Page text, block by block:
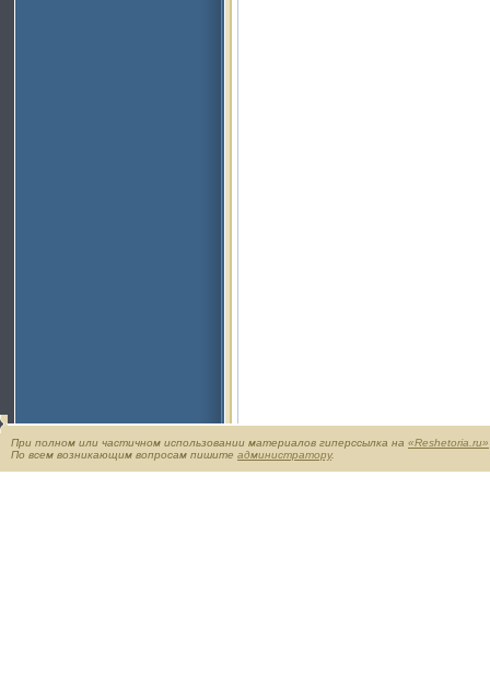
При полном или частичном использовании материалов гиперссылка на «Reshetoria.ru»
По всем возникающим вопросам пишите администратору.